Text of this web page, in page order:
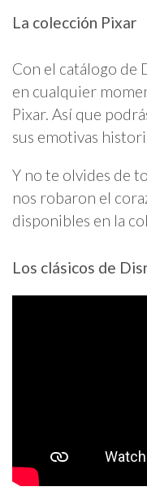
La colección Pixar
Con el catálogo de
en cualquier
Pixar. Así que
sus emotivas
Y no te olvides de
nos robaron el
disponibles en la
Los clásicos de